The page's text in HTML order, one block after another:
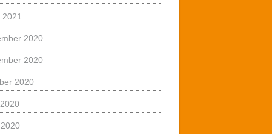
2020
2020
2020